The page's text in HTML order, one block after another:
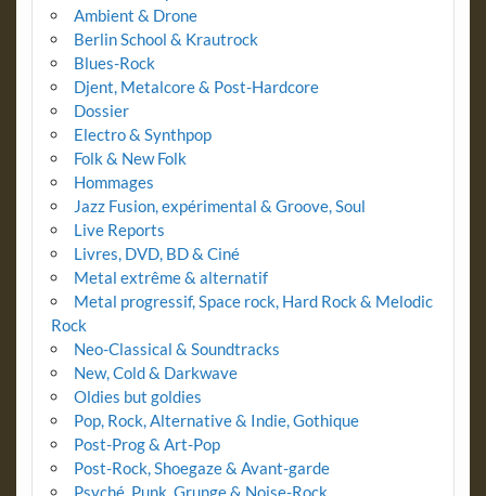
Ambient & Drone
Berlin School & Krautrock
Blues-Rock
Djent, Metalcore & Post-Hardcore
Dossier
Electro & Synthpop
Folk & New Folk
Hommages
Jazz Fusion, expérimental & Groove, Soul
Live Reports
Livres, DVD, BD & Ciné
Metal extrême & alternatif
Metal progressif, Space rock, Hard Rock & Melodic
Rock
Neo-Classical & Soundtracks
New, Cold & Darkwave
Oldies but goldies
Pop, Rock, Alternative & Indie, Gothique
Post-Prog & Art-Pop
Post-Rock, Shoegaze & Avant-garde
Psyché, Punk, Grunge & Noise-Rock